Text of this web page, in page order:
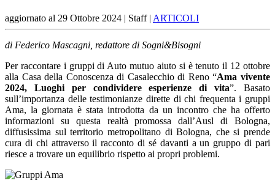
aggiornato al 29 Ottobre 2024 | Staff | ARTICOLI
di Federico Mascagni, redattore di Sogni&Bisogni
Per raccontare i gruppi di Auto mutuo aiuto si è tenuto il 12 ottobre
alla Casa della Conoscenza di Casalecchio di Reno “Ama vivente
2024, Luoghi per condividere esperienze di vita”. Basato
sull’importanza delle testimonianze dirette di chi frequenta i gruppi
Ama, la giornata è stata introdotta da un incontro che ha offerto
informazioni su questa realtà promossa dall’Ausl di Bologna,
diffusissima sul territorio metropolitano di Bologna, che si prende
cura di chi attraverso il racconto di sé davanti a un gruppo di pari
riesce a trovare un equilibrio rispetto ai propri problemi.